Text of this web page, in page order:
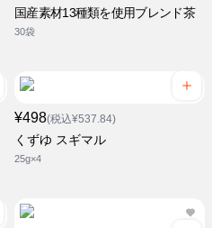
国産素材13種類を使用ブレンド茶
30袋
¥498(税込¥537.84)
くずゆ スギマル
25g×4